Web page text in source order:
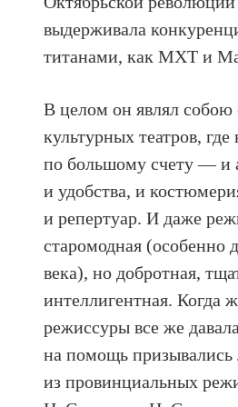
выдерживала
титанами, как МХТ и
В целом он являл
культурных театров, где
по большому счету — и
и удобства, и
и репертуар. И даже
старомодная (особенно
века), но добротная,
интеллигентная. Когда
режиссуры все же
на помощь
из провинциальных